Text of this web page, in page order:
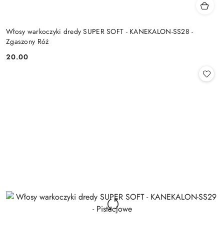
Włosy warkoczyki dredy SUPER SOFT - KANEKALON-SS28 -
Zgaszony Róż
Cena:
20.00